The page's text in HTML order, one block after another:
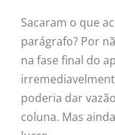
Sacaram o que
parágrafo? Por
na fase final do
poderia dar
coluna. Mas